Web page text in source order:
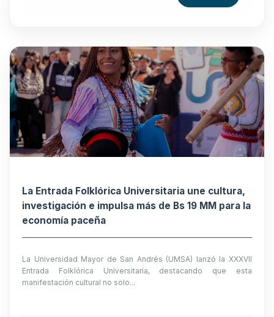
La Entrada Folklórica Universitaria une cultura,
investigación e impulsa más de Bs 19 MM para la
economía paceña
La Universidad Mayor de San Andrés (UMSA) lanzó la XXXVII
Entrada Folklórica Universitaria, destacando que esta
manifestación cultural no solo...